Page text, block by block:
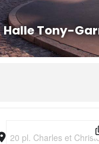
Halle Tony-
Destination Address -